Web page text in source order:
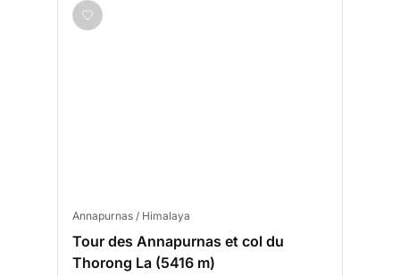
Annapurnas / Himalaya
Tour des Annapurnas et col du
Thorong La (5416 m)